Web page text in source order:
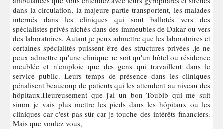
dans la circulation, la majeure partie transportent, les malades
internés dans les cliniques qui sont ballotés vers des
spécialistes privés nichés dans des immeubles de Dakar ou vers
des laboratoires. Autant je peux admettre que les laboratoires et
certaines spécialités puissent être des structures privées ,je ne
peux admettre qu'une clinique ne soit qu'un hôtel ou résidence
meublée et n'emploie que des gens qui travaillent dans le
service public. Leurs temps de présence dans les cliniques
pénalisent beaucoup de patients qui les attendent au niveau des
hôpitaux.Heureusement que j'ai un bon Toubib qui me suit
sinon je vais plus mettre les pieds dans les hôpitaux ou les
cliniques car c'est pas sûr car je touche des intérêts financiers.
Mais que voulez vous,